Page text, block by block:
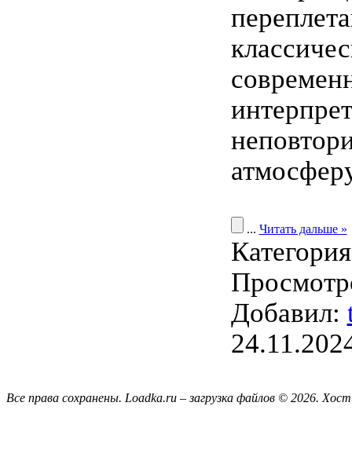
... Читать дальше »
Добавил:
Все права сохранены. Loadka.ru – загрузка файлов © 2026.